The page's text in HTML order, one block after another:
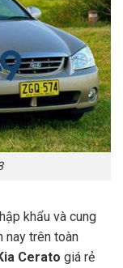
khẩu và cung
nay trên toàn
Cerato giá rẻ